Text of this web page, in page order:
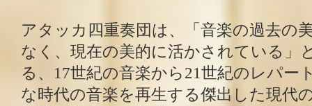
アタッカ四重奏団は、「音楽の過去の
なく、現在の美的に活かされている」
る、17世紀の音楽から21世紀のレパー
な時代の音楽を再生する傑出した現代